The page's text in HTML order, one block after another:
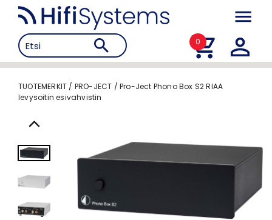
0
TUOTEMERKIT / PRO-JECT /Pro-Ject Phono Box S2 RIAA
levysoitin esivahvistin